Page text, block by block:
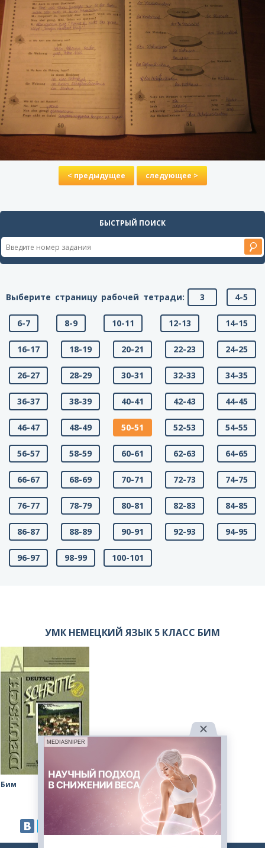
< предыдущее следующее >
БЫСТРЫЙ ПОИСК
Выберите страницу рабочей тетради: 3 4-5
6-7 8-9 10-11 12-13 14-15
16-17 18-19 20-21 22-23 24-25
26-27 28-29 30-31 32-33 34-35
36-37 38-39 40-41 42-43 44-45
46-47 48-49 50-51 52-53 54-55
56-57 58-59 60-61 62-63 64-65
66-67 68-69 70-71 72-73 74-75
76-77 78-79 80-81 82-83 84-85
86-87 88-89 90-91 92-93 94-95
96-97 98-99 100-101
УМК НЕМЕЦКИЙ ЯЗЫК 5 КЛАСС БИМ
Бим
MEDIASNIPER